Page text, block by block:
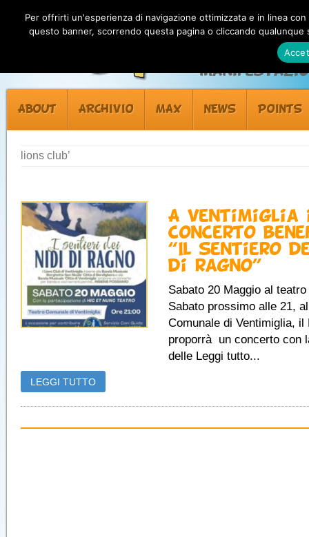
ABOUT ARCHIVIO MAX NEWS POINTS
lions club’
A Ventimiglia
concerto
“Il sentiero
di ragno”
Sabato 20 Maggio al
Sabato prossimo alle 21,
Comunale di Ventimiglia, il
proporrà un concerto con
delle Leggi tutto...
LEGGI TUTTO
Per offrirti un'esperienza di navigazione ottimizzata e in linea
questo banner, scorrendo questa pagina o cliccando